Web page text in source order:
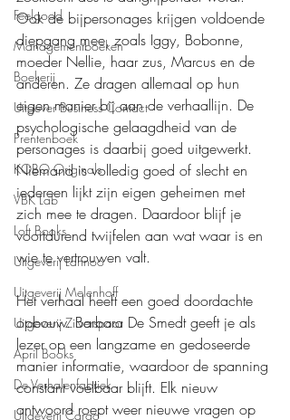
Feelgood
Managementboeken
Boekerij
Uitgever Business Contact
Prentenboek
KOBO Originals
VBK Lab
Loft Books
Uitgeverij Lannoo
Uitgeverij Melenhoff
Uitgeverij Zilverspoor
April Books
De Verhalenfabriek
Uitgeverij Cargo
Ook de bijpersonages krijgen voldoende
diepgang mee, zoals Iggy, Bobonne,
moeder Nellie, haar zus, Marcus en de
anderen. Ze dragen allemaal op hun
eigen manier bij aan de verhaallijn. De
psychologische gelaagdheid van de
personages is daarbij goed uitgewerkt.
Niemand is volledig goed of slecht en
iedereen lijkt zijn eigen geheimen met
zich mee te dragen. Daardoor blijf je
voortdurend twijfelen aan wat waar is en
wie te vertrouwen valt.
Het verhaal heeft een goed doordachte
opbouw. Barbara De Smedt geeft je als
lezer op een langzame en gedoseerde
manier informatie, waardoor de spanning
constant voelbaar blijft. Elk nieuw
antwoord roept weer nieuwe vragen op